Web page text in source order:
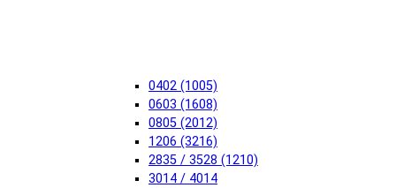
0402 (1005)
0603 (1608)
0805 (2012)
1206 (3216)
2835 / 3528 (1210)
3014 / 4014